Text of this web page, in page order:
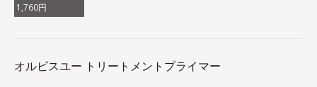
1,760円
オルビスユー トリートメントプライマー